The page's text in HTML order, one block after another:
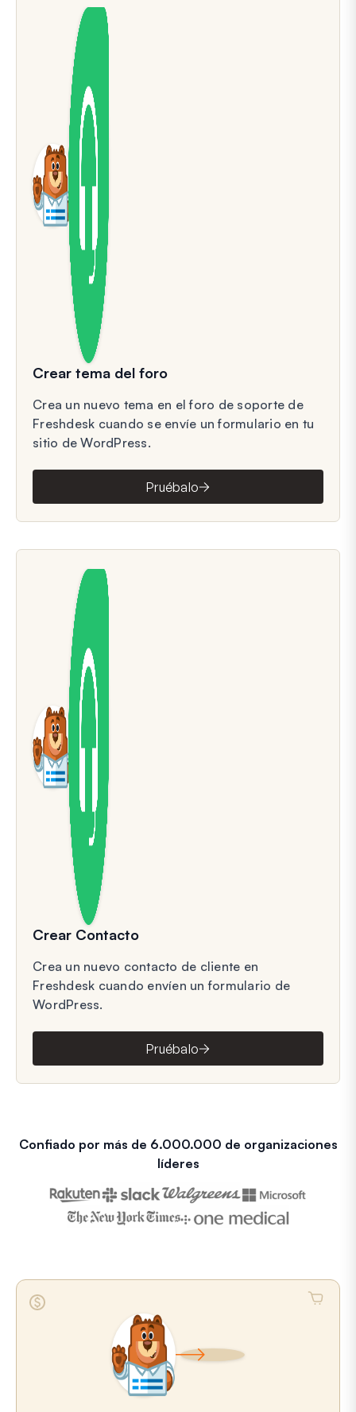
Crear tema del foro
Crea un nuevo tema en el foro de soporte de
Freshdesk cuando se envíe un formulario en tu
sitio de WordPress.
Pruébalo
Crear Contacto
Crea un nuevo contacto de cliente en
Freshdesk cuando envíen un formulario de
WordPress.
Pruébalo
Confiado por más de 6.000.000 de organizaciones
líderes